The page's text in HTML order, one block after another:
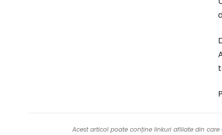
Acest articol poate conține linkuri afiliate din